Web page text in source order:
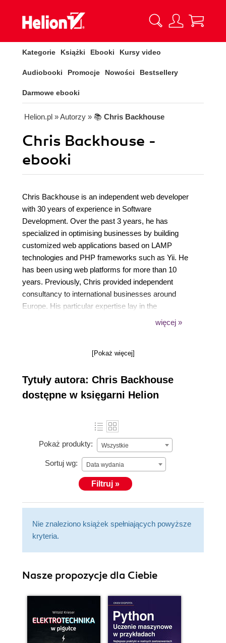
Kategorie Książki Ebooki Kursy video
Audiobooki Promocje Nowości Bestsellery
Darmowe ebooki
Helion.pl » Autorzy » 📚 Chris Backhouse
Chris Backhouse -
ebooki
Chris Backhouse is an independent web developer
with 30 years of experience in Software
Development. Over the past 3 years, he has
specialized in optimising businesses by building
customized web applications based on LAMP
technologies and PHP frameworks such as Yii. He
has been using web platforms for more than 10
years. Previously, Chris provided independent
consultancy to international businesses around
Europe. His particular expertise lay in the
management of introducing advanced technologies
involved. Companies such as Cisco Inc, Hyder plc,
Chris previously worked in Senior IT Management,
managing a variety of Software Development
projects from 5 man teams to 25 man teams and
with every aspect of the development life cycle,
including Risk Analysis and Management,
Statement of Requirements, Cost Analysis, and
Resourcing and Scheduling. At all times, Chris has
maintained an interest in evolving technologies, from
relational databases in the early 1980′s through to
Object-oriented software design and development in
wide systems for the web connected world.
więcej »
[Pokaż więcej]
Tytuły autora: Chris Backhouse
dostępne w księgarni Helion
Pokaż produkty: Wszystkie
Sortuj wg: Data wydania
Filtruj »
Nie znaleziono książek spełniających powyższe
kryteria.
Nasze propozycje dla Ciebie